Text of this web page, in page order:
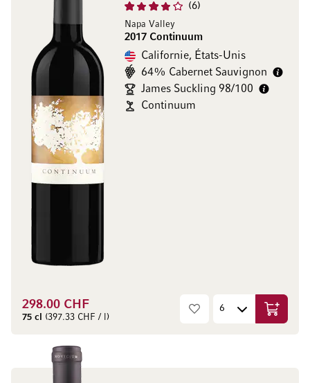
6
Napa Valley
2017 Continuum
Californie, États-Unis
64% Cabernet Sauvignon
James Suckling 98/100
Continuum
298.00 CHF
75 cl (397.33 CHF / l) Ajouter